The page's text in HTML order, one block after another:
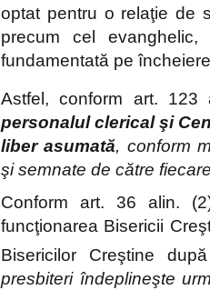
optat pentru o relaţie de
precum cel
fundamentată pe
Astfel, conform art.
personalul clerical şi
liber asumată, conform
şi semnate de către
Conform art. 36 alin.
funcţionarea Bisericii
Bisericilor Creştine
presbiteri îndeplineşte